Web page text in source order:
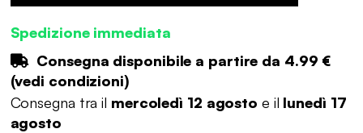
Spedizione immediata
Consegna disponibile a partire da 4.99 €
(vedi condizioni)
Consegna tra il mercoledì 12 agosto e il lunedì 17
agosto